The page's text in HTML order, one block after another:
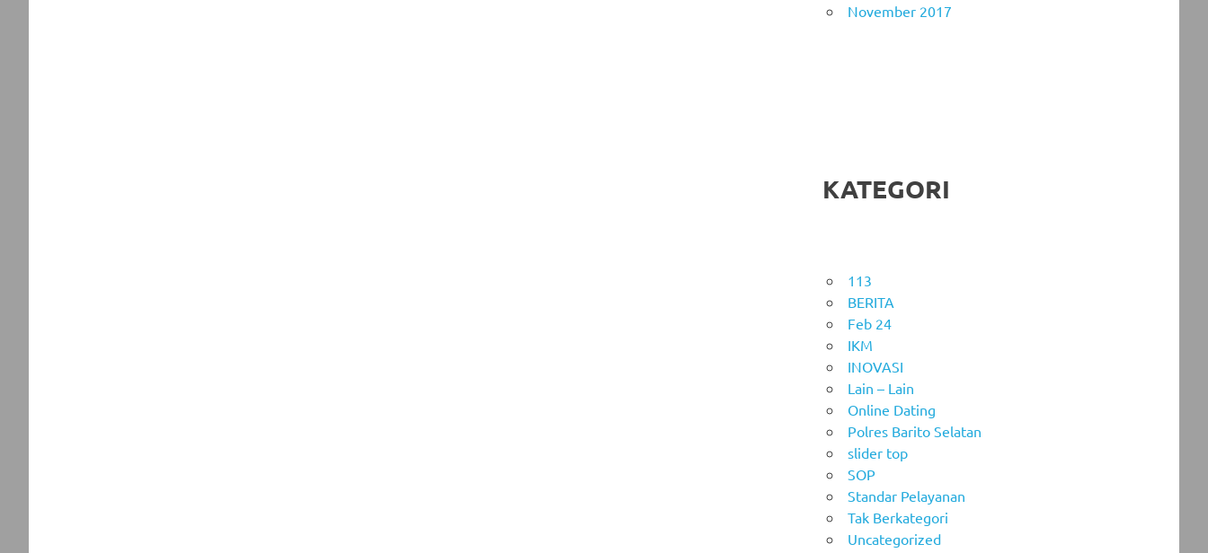
November 2017
KATEGORI
113
BERITA
Feb 24
IKM
INOVASI
Lain – Lain
Online Dating
Polres Barito Selatan
slider top
SOP
Standar Pelayanan
Tak Berkategori
Uncategorized